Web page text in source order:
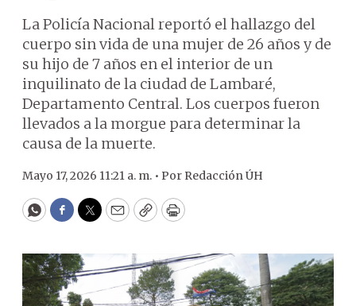
La Policía Nacional reportó el hallazgo del
cuerpo sin vida de una mujer de 26 años y de
su hijo de 7 años en el interior de un
inquilinato de la ciudad de Lambaré,
Departamento Central. Los cuerpos fueron
llevados a la morgue para determinar la
causa de la muerte.
Mayo 17, 2026 11:21 a. m. • Por Redacción ÚH
WhatsApp
Facebook
Twitter
EmailCopyPrint